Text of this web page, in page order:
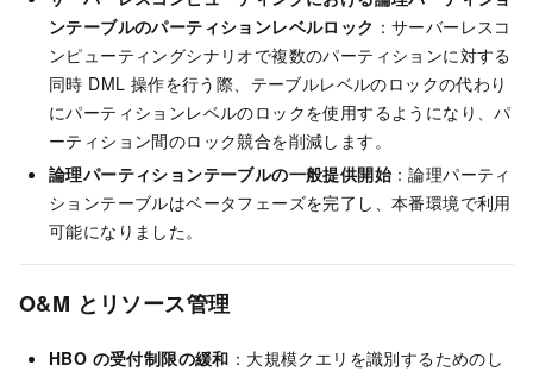
ンテーブルのパーティションレベルロック ：サーバーレスコ
ンピューティングシナリオで複数のパーティションに対する
同時 DML 操作を行う際、テーブルレベルのロックの代わり
にパーティションレベルのロックを使用するようになり、パ
ーティション間のロック競合を削減します。
論理パーティションテーブルの一般提供開始 ：論理パーティ
ションテーブルはベータフェーズを完了し、本番環境で利用
可能になりました。
O&M とリソース管理
HBO の受付制限の緩和 ：大規模クエリを識別するためのし